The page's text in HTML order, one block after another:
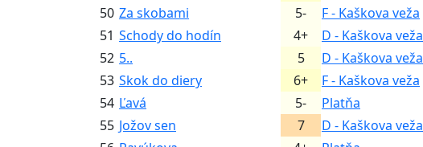
50 Za skobami 5- F - Kaškova veža
51 Schody do hodín 4+ D - Kaškova veža
52 5.. 5 D - Kaškova veža
53 Skok do diery 6+ F - Kaškova veža
54 Ľavá 5- Platňa
55 Jožov sen 7 D - Kaškova veža